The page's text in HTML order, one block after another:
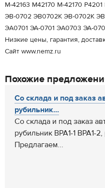
М-42163 М42170 М-42170
ЭВ-0702 ЭВ0702К ЭВ-0702К
ЭA0701 ЭА-0701 ЭA0703 ЭА-
Низкие цены, гарантия,
Сайт www.nemz.ru
Похожие
Со склада и под заказ
рубильник...
Со склада и под заказ
рубильник ВРА1-1 ВРА1-
Предлагаем...